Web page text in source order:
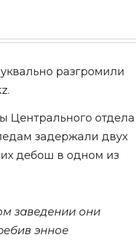
разгромили
.
Центрального отдела
задержали двух
дебош в одном из
заведении они
энное